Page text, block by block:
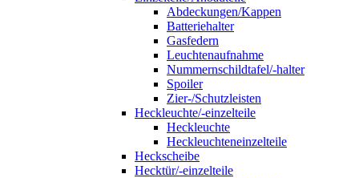
Abdeckungen/Kappen
Batteriehalter
Gasfedern
Leuchtenaufnahme
Nummernschildtafel/-halter
Spoiler
Zier-/Schutzleisten
Heckleuchte/-einzelteile
Heckleuchte
Heckleuchteneinzelteile
Heckscheibe
Hecktür/-einzelteile